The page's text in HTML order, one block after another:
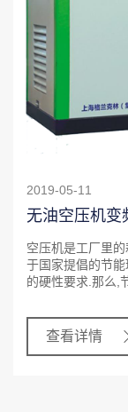
2019-05-11
无油空压机变
空压机是工厂里
于国家提倡的节
的硬性要求.那么,
查看详情